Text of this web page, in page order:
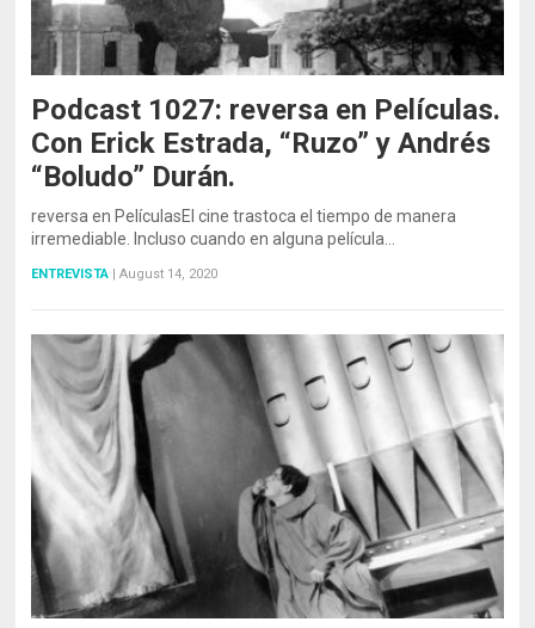
Podcast 1027: reversa en Películas.
Con Erick Estrada, “Ruzo” y Andrés
“Boludo” Durán.
reversa en PelículasEl cine trastoca el tiempo de manera
irremediable. Incluso cuando en alguna película…
ENTREVISTA August 14, 2020